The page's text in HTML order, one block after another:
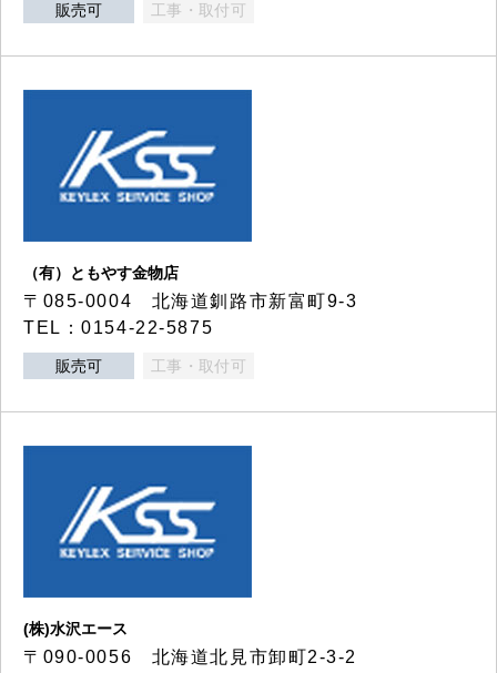
販売可 工事・取付可
（有）ともやす金物店
〒085-0004 北海道釧路市新富町9-3
TEL：0154-22-5875
販売可 工事・取付可
(株)水沢エース
〒090-0056 北海道北見市卸町2-3-2